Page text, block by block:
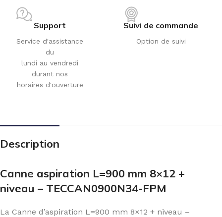
Support
Service d'assistance
du
lundi au vendredi
durant nos
horaires d'ouverture
Suivi de commande
Option de suivi
Description
Canne aspiration L=900 mm 8×12 +
niveau – TECCAN0900N34-FPM
La Canne d’aspiration L=900 mm 8×12 + niveau –